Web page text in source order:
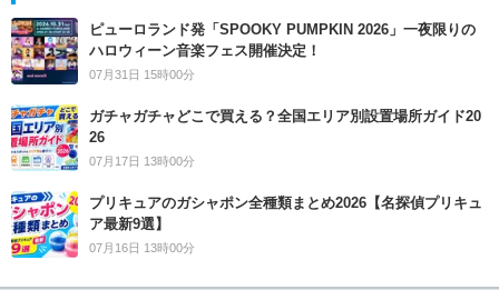
ピューロランド発「SPOOKY PUMPKIN 2026」一夜限りの
ハロウィーン音楽フェス開催決定！
07月31日 15時00分
ガチャガチャどこで買える？全国エリア別設置場所ガイド20
26
07月17日 13時00分
プリキュアのガシャポン全種類まとめ2026【名探偵プリキュ
ア最新9選】
07月16日 13時00分